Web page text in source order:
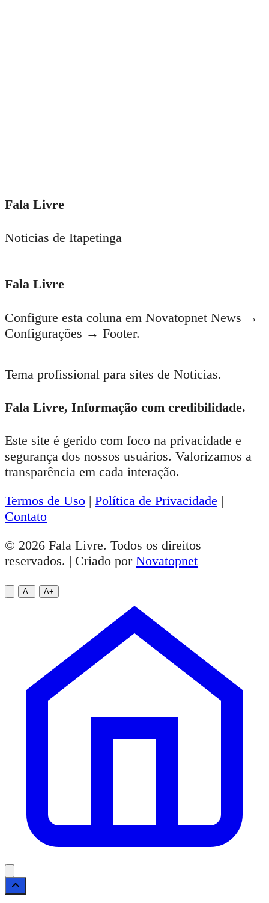
Fala Livre
Noticias de Itapetinga
Fala Livre
Configure esta coluna em Novatopnet News →
Configurações → Footer.
Tema profissional para sites de Notícias.
Fala Livre, Informação com credibilidade.
Este site é gerido com foco na privacidade e
segurança dos nossos usuários. Valorizamos a
transparência em cada interação.
Termos de Uso | Política de Privacidade |
Contato
© 2026 Fala Livre. Todos os direitos
reservados. | Criado por Novatopnet
A- A+